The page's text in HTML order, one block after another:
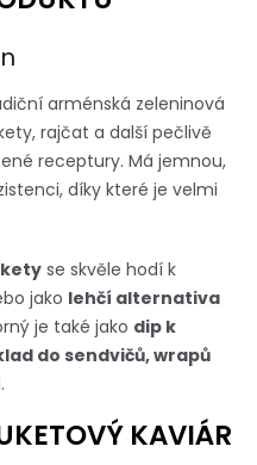
arménská zeleninová
rajčat a další pečlivě
receptury. Má jemnou,
díky které je velmi
se skvěle hodí k
jako lehčí alternativa
je také jako dip k
do sendvičů, wrapů
KAVIÁR